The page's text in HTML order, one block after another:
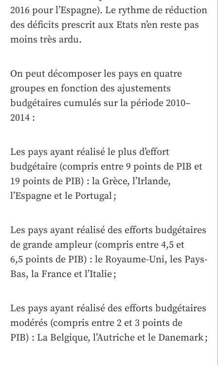
2016 pour l’Espagne). Le rythme de réduction
des déficits prescrit aux Etats n’en reste pas
moins très ardu.
On peut décomposer les pays en quatre
groupes en fonction des ajustements
budgétaires cumulés sur la période 2010–
2014 :
Les pays ayant réalisé le plus d’effort
budgétaire (compris entre 9 points de PIB et
19 points de PIB) : la Grèce, l’Irlande,
l’Espagne et le Portugal ;
Les pays ayant réalisé des efforts budgétaires
de grande ampleur (compris entre 4,5 et
6,5 points de PIB) : le Royaume-Uni, les Pays-
Bas, la France et l’Italie ;
Les pays ayant réalisé des efforts budgétaires
modérés (compris entre 2 et 3 points de
PIB) : La Belgique, l’Autriche et le Danemark ;